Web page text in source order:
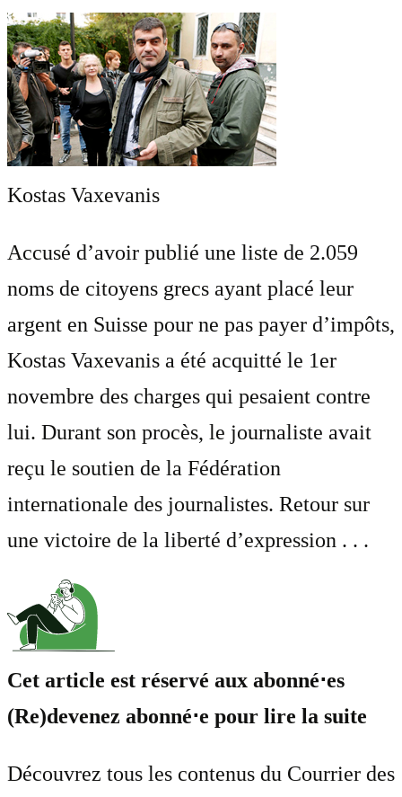
Kostas Vaxevanis
Accusé d’avoir publié une liste de 2.059
noms de citoyens grecs ayant placé leur
argent en Suisse pour ne pas payer d’impôts,
Kostas Vaxevanis a été acquitté le 1er
novembre des charges qui pesaient contre
lui. Durant son procès, le journaliste avait
reçu le soutien de la Fédération
internationale des journalistes. Retour sur
une victoire de la liberté d’expression . . .
Cet article est réservé aux abonné⋅es
(Re)devenez abonné⋅e pour lire la suite
Découvrez tous les contenus du Courrier des